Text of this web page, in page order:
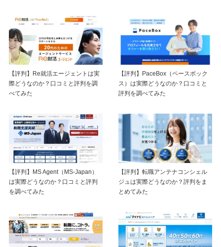
【評判】Re就活エージェントは実
際どうなのか？口コミと評判を調
べてみた
【評判】PaceBox（ペースボック
ス）は実際どうなのか？口コミと
評判を調べてみた
【評判】MS Agent（MS-Japan）
は実際どうなのか？口コミと評判
を調べてみた
【評判】転職アンテナコンシェル
ジュは実際どうなのか？評判をま
とめてみた